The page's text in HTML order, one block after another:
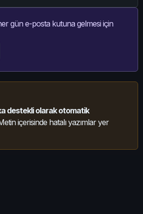
gün e-posta kutuna gelmesi için
destekli olarak otomatik
içerisinde hatalı yazımlar yer